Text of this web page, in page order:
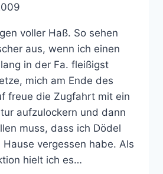
voller Haß. So sehen
aus, wenn ich einen
in der Fa. fleißigst
mich am Ende des
freue die Zugfahrt mit ein
aufzulockern und dann
muss, dass ich Dödel
Hause vergessen habe. Als
hielt ich es…